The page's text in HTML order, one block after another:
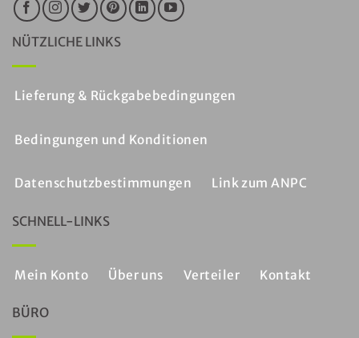
NÜTZLICHE LINKS
Lieferung & Rückgabebedingungen
Bedingungen und Konditionen
Datenschutzbestimmungen Link zum ANPC
SCHNELL-LINKS
Mein Konto Über uns Verteiler Kontakt
BÜRO